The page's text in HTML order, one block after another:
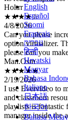
English
Español
Suomi
Français
עברית
हिन्दी
Hrvatski
Magyar
Bahasa
Italiano
日本語
한국어
Bahasa
4/8/2026
Can you please
option virtualizer.
please can you
Man.Osm
★★★★★
2/19/2026
I use Evervideo to
and classroom
playlists is fantastic
manager inside the
clean, customizable
grade tool for